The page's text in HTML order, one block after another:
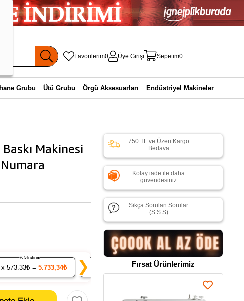
Favorilerim0 Üye Girişi Sepetim0
Grubu Ütü Grubu Örgü Aksesuarları Endüstriyel Makineler
Makinesi
x 573.33₺ = 5.733,34₺
% 5 İndirim
x 561.26₺ = 11.225,29₺
% 7 İndirim
50
❯
750 TL ve Üzeri Kargo
Bedava
Kolay iade ile daha
güvendesiniz
Sıkça Sorulan Sorular
(S.S.S)
Fırsat Ürünlerimiz